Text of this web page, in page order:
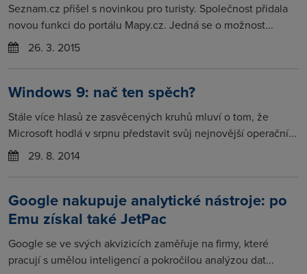
Seznam.cz přišel s novinkou pro turisty. Společnost přidala
novou funkci do portálu Mapy.cz. Jedná se o možnost...
26. 3. 2015
Windows 9: nač ten spěch?
Stále více hlasů ze zasvěcených kruhů mluví o tom, že
Microsoft hodlá v srpnu představit svůj nejnovější operační...
29. 8. 2014
Google nakupuje analytické nástroje: po
Emu získal také JetPac
Google se ve svých akvizicích zaměřuje na firmy, které
pracují s umělou inteligencí a pokročilou analýzou dat...